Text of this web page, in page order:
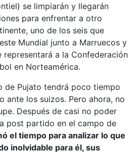
se limpiarán y llegarán
para enfrentar a otro
uno de los seis que
Mundial junto a Marruecos y
a la Confederación
en Norteamérica.
de Pujato tendrá poco tiempo
ante los suizos. Pero ahora, no
Después de casi no poder
post partido en el campo de
el tiempo para analizar lo que
inolvidable para él, sus